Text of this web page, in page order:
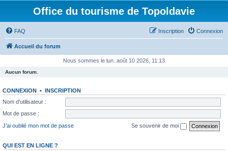
Office du tourisme de Topoldavie
FAQ Connexion
Inscription
Accueil du forum
Nous sommes le lun. août 10 2026, 11:13
Aucun forum.
CONNEXION • INSCRIPTION
Nom d’utilisateur :
Mot de passe :
J’ai oublié mon mot de passe
Se souvenir de moi
QUI EST EN LIGNE ?